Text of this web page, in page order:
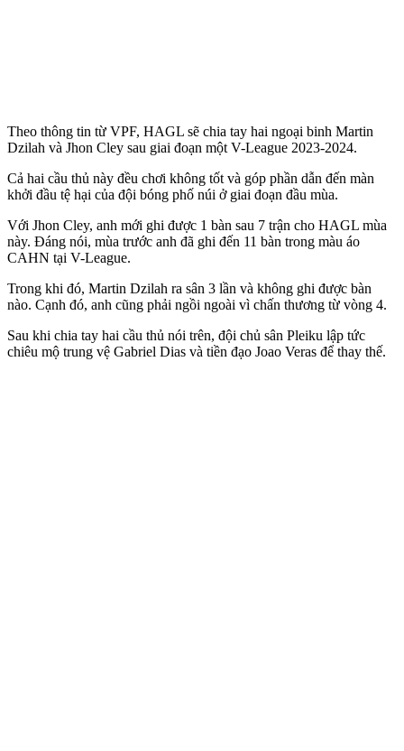
Theo thông tin từ VPF, HAGL sẽ chia tay hai ngoại binh Martin
Dzilah và Jhon Cley sau giai đoạn một V-League 2023-2024.
Cả hai cầu thủ này đều chơi không tốt và góp phần dẫn đến màn
khởi đầu tệ hại của đội bóng phố núi ở giai đoạn đầu mùa.
Với Jhon Cley, anh mới ghi được 1 bàn sau 7 trận cho HAGL mùa
này. Đáng nói, mùa trước anh đã ghi đến 11 bàn trong màu áo
CAHN tại V-League.
Trong khi đó, Martin Dzilah ra sân 3 lần và không ghi được bàn
nào. Cạnh đó, anh cũng phải ngồi ngoài vì chấn thương từ vòng 4.
Sau khi chia tay hai cầu thủ nói trên, đội chủ sân Pleiku lập tức
chiêu mộ trung vệ Gabriel Dias và tiền đạo Joao Veras để thay thế.